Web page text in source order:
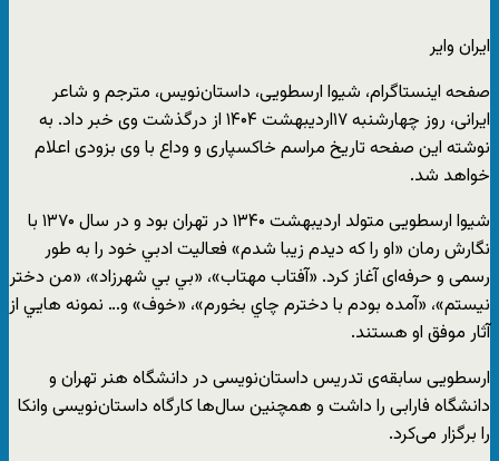
ایران وایر
صفحه اینستاگرام، شیوا ارسطویی، داستان‌نویس، مترجم و شاعر
ایرانی، روز چهارشنبه ۱۷اردیبهشت ۱۴۰۴ از درگذشت وی خبر داد. به
نوشته این صفحه تاریخ مراسم خاکسپاری و وداع با وی بزودی اعلام
خواهد شد.
شیوا ارسطویی متولد اردیبهشت ۱۳۴۰ در تهران بود و در سال ۱۳۷۰ با
نگارش رمان «او را كه ديدم زيبا شدم» فعاليت ادبي خود را به طور
رسمی و حرفه‌ای آغاز كرد. «آفتاب مهتاب»، «بي بي شهرزاد»، «من دختر
نيستم»، «آمده بودم با دخترم چاي بخورم»، «خوف» و… نمونه هايي از
آثار موفق او هستند.
ارسطویی سابقه­‌ی تدریس داستان‌نویسی در دانشگاه هنر تهران و
دانشگاه فارابی را داشت و همچنین سال‌ها کارگاه داستان‌نویسی وانکا
را برگزار می‌کرد.